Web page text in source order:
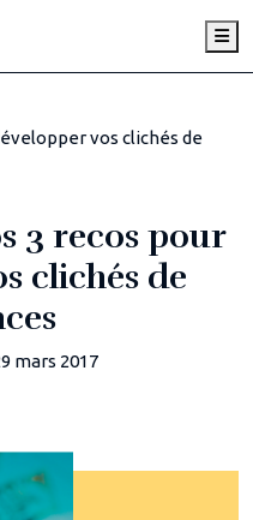
vos clichés de
3 recos pour
clichés de
mars 2017